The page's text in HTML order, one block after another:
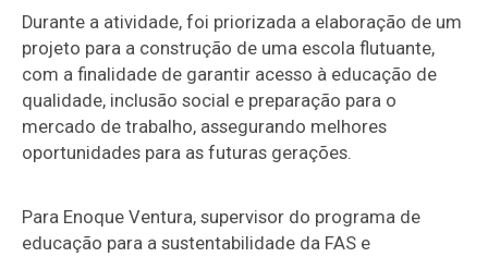
Durante a atividade, foi priorizada a elaboração de um
projeto para a construção de uma escola flutuante,
com a finalidade de garantir acesso à educação de
qualidade, inclusão social e preparação para o
mercado de trabalho, assegurando melhores
oportunidades para as futuras gerações.
Para Enoque Ventura, supervisor do programa de
educação para a sustentabilidade da FAS e